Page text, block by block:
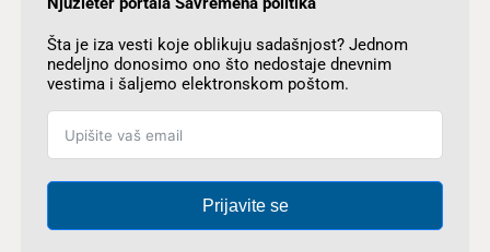
Šta je iza vesti koje oblikuju sadašnjost? Jednom
nedeljno donosimo ono što nedostaje dnevnim
vestima i šaljemo elektronskom poštom.
Prijavite se